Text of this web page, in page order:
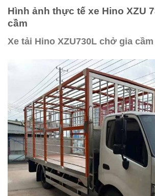
Hình ảnh thực tế xe Hino XZU
cầm
Xe tải Hino XZU730L chở gia cầm